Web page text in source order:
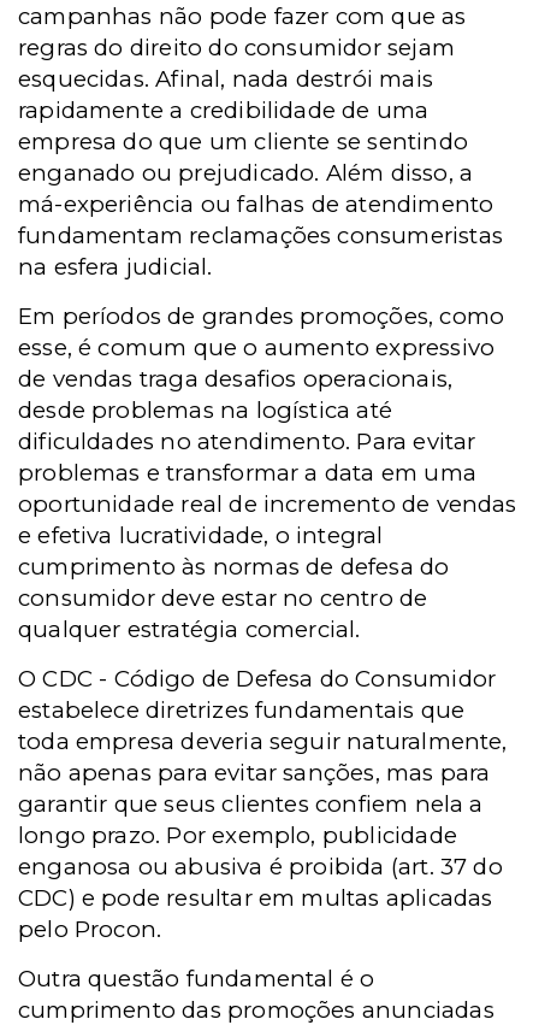
campanhas não pode fazer com que as
regras do direito do consumidor sejam
esquecidas. Afinal, nada destrói mais
rapidamente a credibilidade de uma
empresa do que um cliente se sentindo
enganado ou prejudicado. Além disso, a
má-experiência ou falhas de atendimento
fundamentam reclamações consumeristas
na esfera judicial.
Em períodos de grandes promoções, como
esse, é comum que o aumento expressivo
de vendas traga desafios operacionais,
desde problemas na logística até
dificuldades no atendimento. Para evitar
problemas e transformar a data em uma
oportunidade real de incremento de vendas
e efetiva lucratividade, o integral
cumprimento às normas de defesa do
consumidor deve estar no centro de
qualquer estratégia comercial.
OCDC - Código de Defesa do Consumidor
estabelece diretrizes fundamentais que
toda empresa deveria seguir naturalmente,
não apenas para evitar sanções, mas para
garantir que seus clientes confiem nela a
longo prazo. Por exemplo, publicidade
enganosa ou abusiva é proibida (art. 37 do
CDC) e pode resultar em multas aplicadas
pelo Procon.
Outra questão fundamental é o
cumprimento das promoções anunciadas